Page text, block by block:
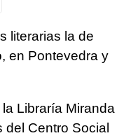
literarias la de
en Pontevedra y
Libraría Miranda
del Centro Social